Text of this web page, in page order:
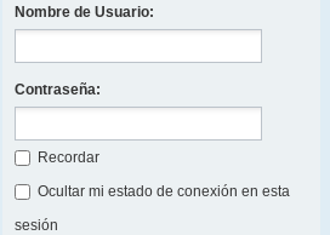
Nombre de Usuario:
Contraseña:
Recordar
Ocultar mi estado de conexión en esta
sesión